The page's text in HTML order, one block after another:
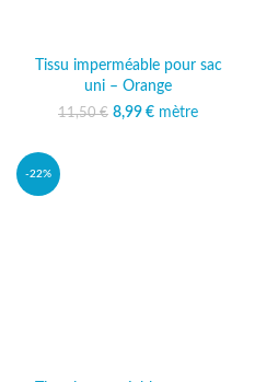
Tissu imperméable pour sac
uni – Orange
11,50€ Le prix initial était :
8,99 €
Le prix
mètre
-22%